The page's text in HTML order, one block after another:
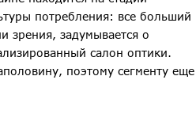
потребления: все больший
зрения, задумывается о
салон оптики.
поэтому сегменту еще